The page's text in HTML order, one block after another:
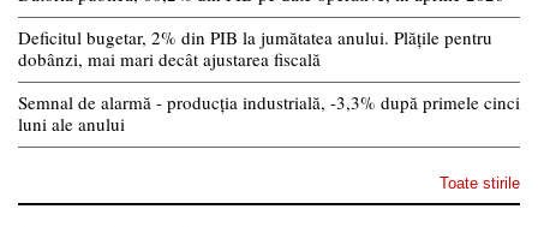
Deficitul bugetar, 2% din PIB la jumătatea anului. Plățile pentru
dobânzi, mai mari decât ajustarea fiscală
Semnal de alarmă - producția industrială, -3,3% după primele cinci
luni ale anului
Toate stirile